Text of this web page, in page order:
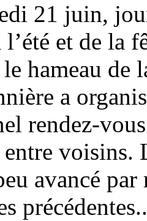
21 juin,
l’été et de la
hameau de
a
rendez-
voisins.
avancé par